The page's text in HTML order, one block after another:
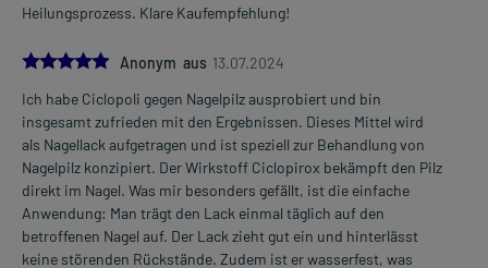
Heilungsprozess. Klare Kaufempfehlung!
5.0Anonym aus 13.07.2024
Ich habe Ciclopoli gegen Nagelpilz ausprobiert und bin
insgesamt zufrieden mit den Ergebnissen. Dieses Mittel wird
als Nagellack aufgetragen und ist speziell zur Behandlung von
Nagelpilz konzipiert. Der Wirkstoff Ciclopirox bekämpft den Pilz
direkt im Nagel. Was mir besonders gefällt, ist die einfache
Anwendung: Man trägt den Lack einmal täglich auf den
betroffenen Nagel auf. Der Lack zieht gut ein und hinterlässt
keine störenden Rückstände. Zudem ist er wasserfest, was